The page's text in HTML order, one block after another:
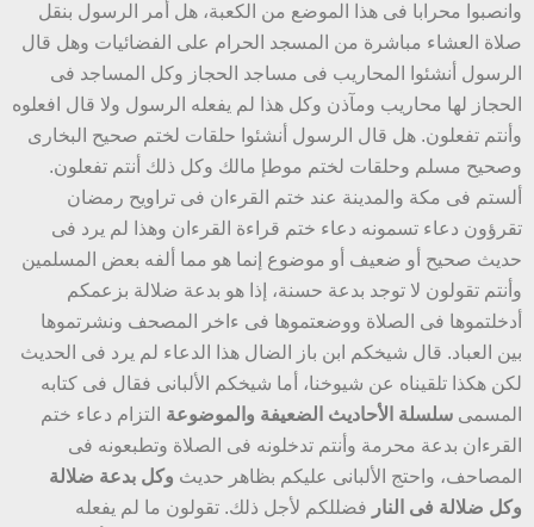
وانصبوا محرابا فى هذا الموضع من الكعبة، هل أمر الرسول بنقل
صلاة العشاء مباشرة من المسجد الحرام على الفضائيات وهل قال
الرسول أنشئوا المحاريب فى مساجد الحجاز وكل المساجد فى
الحجاز لها محاريب ومآذن وكل هذا لم يفعله الرسول ولا قال افعلوه
وأنتم تفعلون. هل قال الرسول أنشئوا حلقات لختم صحيح البخارى
وصحيح مسلم وحلقات لختم موطإ مالك وكل ذلك أنتم تفعلون.
ألستم فى مكة والمدينة عند ختم القرءان فى تراويح رمضان
تقرؤون دعاء تسمونه دعاء ختم قراءة القرءان وهذا لم يرد فى
حديث صحيح أو ضعيف أو موضوع إنما هو مما ألفه بعض المسلمين
وأنتم تقولون لا توجد بدعة حسنة، إذا هو بدعة ضلالة بزعمكم
أدخلتموها فى الصلاة ووضعتموها فى ءاخر المصحف ونشرتموها
بين العباد. قال شيخكم ابن باز الضال هذا الدعاء لم يرد فى الحديث
لكن هكذا تلقيناه عن شيوخنا، أما شيخكم الألبانى فقال فى كتابه
المسمى سلسلة الأحاديث الضعيفة والموضوعة التزام دعاء ختم
القرءان بدعة محرمة وأنتم تدخلونه فى الصلاة وتطبعونه فى
المصاحف، واحتج الألبانى عليكم بظاهر حديث وكل بدعة ضلالة
وكل ضلالة فى النار فضللكم لأجل ذلك. تقولون ما لم يفعله